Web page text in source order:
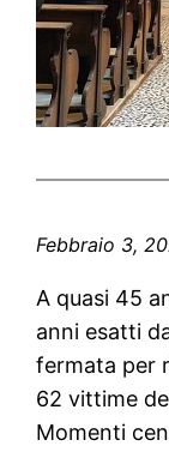
Febbraio 3,
A quasi 45
anni esatti
fermata per
62 vittime
Momenti